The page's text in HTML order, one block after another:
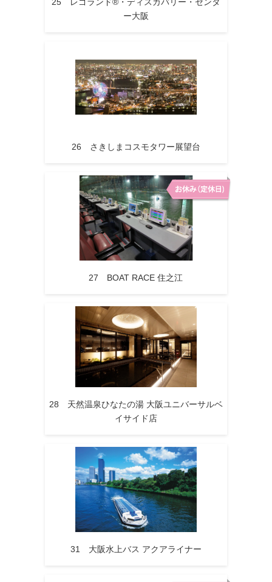
ー大阪
26 さきしまコスモタワー展望台
27 BOAT RACE 住之江
28 天然温泉ひなたの湯 大阪ユニバーサルベ
イサイド店
31 大阪水上バス アクアライナー